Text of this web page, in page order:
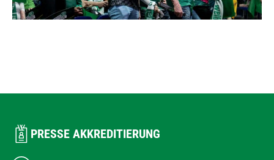
PRESSE AKKREDITIERUNG